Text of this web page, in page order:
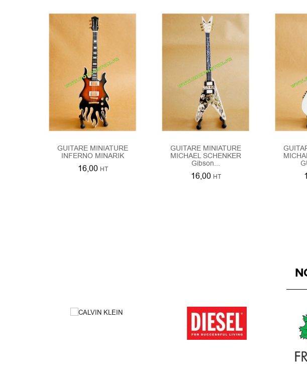
GUITARE MINIATURE
INFERNO MINARIK
16,00 HT
GUITARE MINIATURE
MICHAEL SCHENKER
Gibson...
16,00 HT